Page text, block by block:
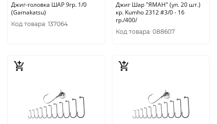
Джиг-головка ШАР 9гр. 1/0
(Gamakatsu)
Код товара: 137064
Джиг Шар "ЯМАН" (уп. 20 шт.)
кр. Kumho 2312 #3/0 - 16
гр./400/
Код товара: 088607